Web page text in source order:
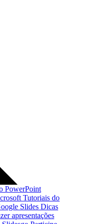
PowerPoint
Tutoriais do
Slides Dicas
apresentações